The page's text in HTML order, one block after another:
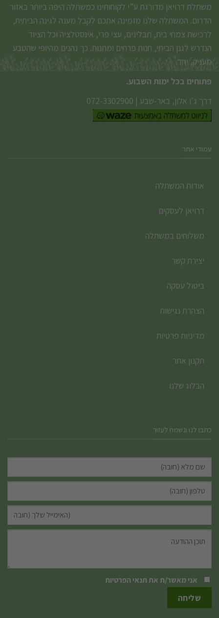
משתלת דרויאן מדורגת ע”י לקוחותינו כמשתלה היפה ביותר באזור
הדרום. המשתלה שלנו מזמינה אתכם לקבל מענה לגינה הביתית,
לרכישת צמחי בית, תבלינים, עצי פרי, אינסטלציה וכל הציוד
הנדרש לגנן הביתי, חנות פרחים ומתנות. כך נהנים מהיופי שהטבע
מעניק, יחד.
פתוחים בכל ימות השבוע.
דרך ג'ו אלון, באר-שבע |
072-3302900
עמודי אתר
אודות המשתלה
דרויאן לעסקים
משלוחים במשתלה
יצירת קשר
ביטול עסקה
הצהרת נגישות
מדיניות פרטיות
תקנון אתר
הבלוג שלנו
כתבו לנו ונשמח לעזור
אני מאשר/ת אתתנאי הפרטיות